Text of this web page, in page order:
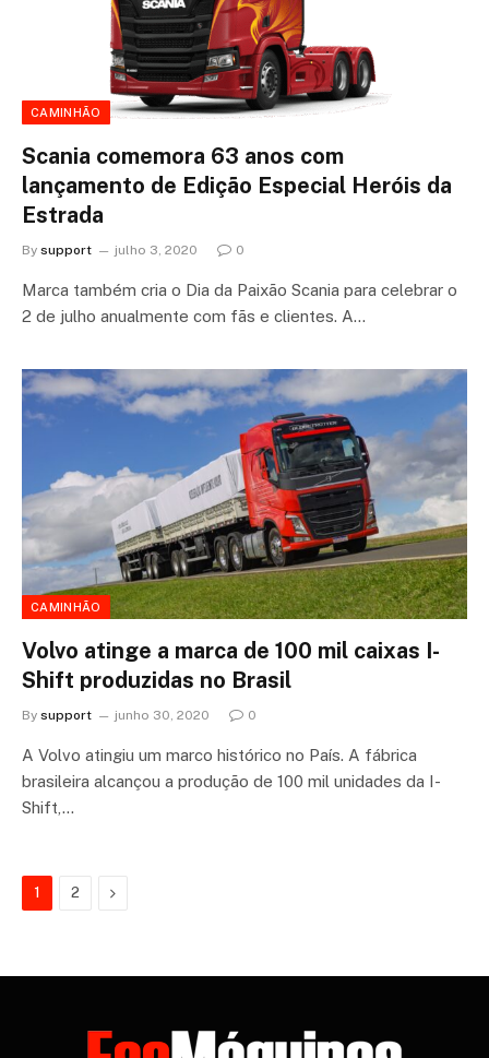
CAMINHÃO
Scania comemora 63 anos com
lançamento de Edição Especial Heróis da
Estrada
By support julho 3, 2020 0
Marca também cria o Dia da Paixão Scania para celebrar o
2 de julho anualmente com fãs e clientes. A…
CAMINHÃO
Volvo atinge a marca de 100 mil caixas I-
Shift produzidas no Brasil
By support junho 30, 2020 0
A Volvo atingiu um marco histórico no País. A fábrica
brasileira alcançou a produção de 100 mil unidades da I-
Shift,…
1 2 Next